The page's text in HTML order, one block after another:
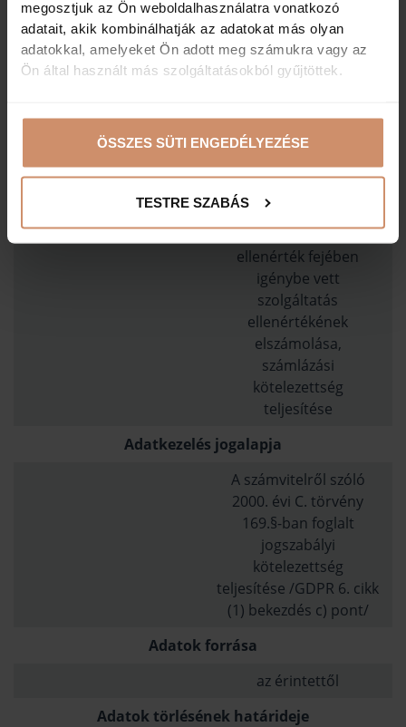
megosztjuk az Ön weboldalhasználatra vonatkozó
adatait, akik kombinálhatják az adatokat más olyan
adatokkal, amelyeket Ön adott meg számukra vagy az
Ön által használt más szolgáltatásokból gyűjtöttek.
ÖSSZES SÜTI ENGEDÉLYEZÉSE
TESTRE SZABÁS
az érintett
hozzájárulásának
visszavonásáig
név, lakcím, bankkártya
ellenérték fejében
igénybe vett
szolgáltatás
ellenértékének
elszámolása,
számlázási
kötelezettség
teljesítése
Adatkezelés jogalapja
A számvitelről szóló
2000. évi C. törvény
169.§-ban foglalt
jogszabályi
kötelezettség
teljesítése /GDPR 6. cikk
(1) bekezdés c) pont/
Adatok forrása
az érintettől
Adatok törlésének határideje